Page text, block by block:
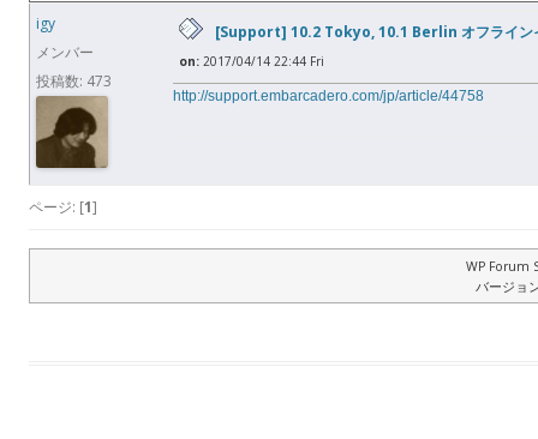
igy
メンバー
投稿数: 473
[Support] 10.2 Tokyo, 10.1 Berlin オフライン
on: 2017/04/14 22:44 Fri
http://support.embarcadero.com/jp/article/44758
ページ: [1]
WP Forum
バージョ